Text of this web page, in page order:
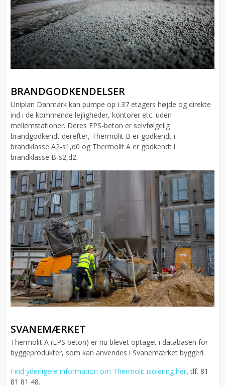
BRANDGODKENDELSER
Uniplan Danmark kan pumpe op i 37 etagers højde og direkte
ind i de kommende lejligheder, kontorer etc. uden
mellemstationer. Deres EPS-beton er selvfølgelig
brandgodkendt derefter, Thermolit B er godkendt i
brandklasse A2-s1,d0 og Thermolit A er godkendt i
brandklasse B-s2,d2.
SVANEMÆRKET
Thermolit A (EPS beton) er nu blevet optaget i databasen for
byggeprodukter, som kan anvendes i Svanemærket byggeri.
Find yderligere information om Thermolit isolering her, tlf. 81
81 81 48.